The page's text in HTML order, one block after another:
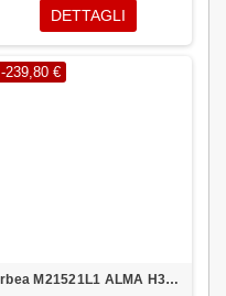
DETTAGLI
-239,80 €
Orbea M21521L1 ALMA H30 XL AZU-ROJ